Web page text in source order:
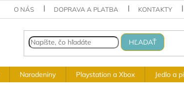
O NÁS DOPRAVA A PLATBA KONTAKTY
HĽADAŤ
Narodeniny Playstation a Xbox Jedlo a